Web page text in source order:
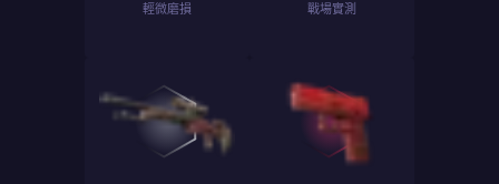
輕微磨損 戰場實測